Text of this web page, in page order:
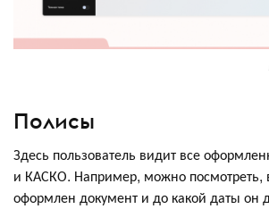
Полисы
Здесь пользователь видит все
и КАСКО. Например, можно посмотреть,
оформлен документ и до какой даты он